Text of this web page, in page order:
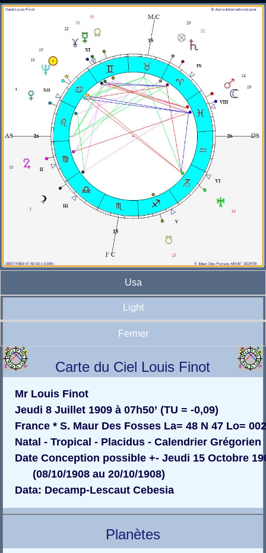
Usa
Light
Fermer
Carte du Ciel Louis Finot
Mr Louis Finot
Jeudi 8 Juillet 1909 à 07h50’ (TU = -0,09)
France * S. Maur Des Fosses La= 48 N 47 Lo=
Natal - Tropical - Placidus - Calendrier Grégorien
Date Conception possible +- Jeudi 15 Octobre
(08/10/1908 au 20/10/1908)
Data: Decamp-Lescaut Cebesia
Planètes